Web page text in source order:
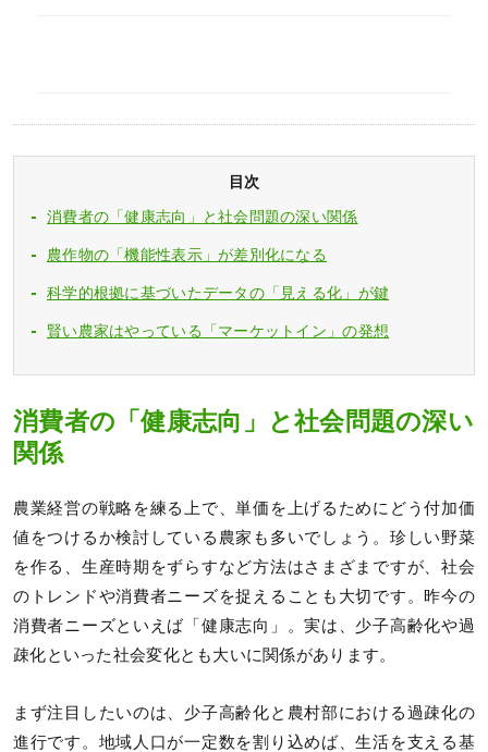
目次
消費者の「健康志向」と社会問題の深い関係
農作物の「機能性表示」が差別化になる
科学的根拠に基づいたデータの「見える化」が鍵
賢い農家はやっている「マーケットイン」の発想
消費者の「健康志向」と社会問題の深い
関係
農業経営の戦略を練る上で、単価を上げるためにどう付加価
値をつけるか検討している農家も多いでしょう。珍しい野菜
を作る、生産時期をずらすなど方法はさまざまですが、社会
のトレンドや消費者ニーズを捉えることも大切です。昨今の
消費者ニーズといえば「健康志向」。実は、少子高齢化や過
疎化といった社会変化とも大いに関係があります。
まず注目したいのは、少子高齢化と農村部における過疎化の
進行です。地域人口が一定数を割り込めば、生活を支える基